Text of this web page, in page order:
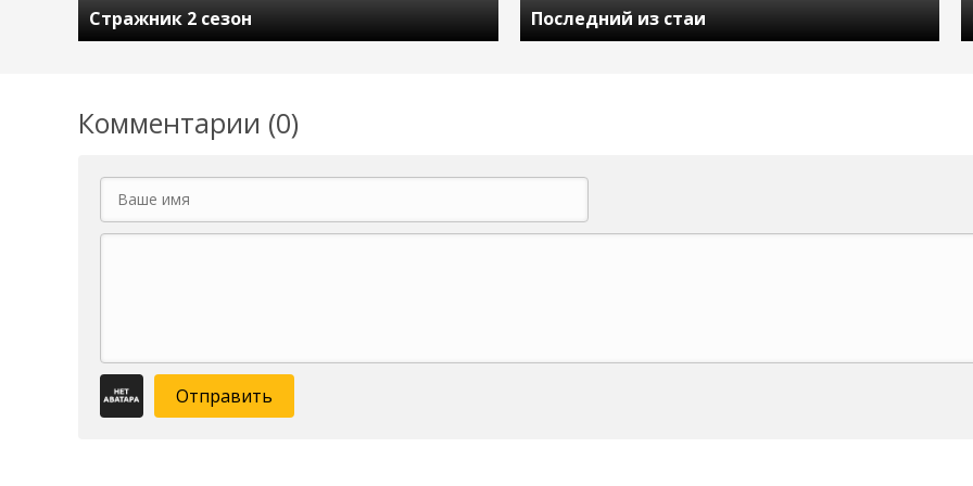
Стражник 2 сезон Последний из стаи
Комментарии (0)
Отправить